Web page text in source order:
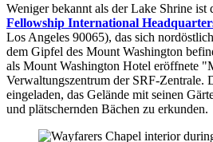
Weniger bekannt als der Lake Shrine ist
Fellowship International
Los Angeles 90065), das sich
dem Gipfel des Mount Washington
als Mount Washington Hotel eröffnete
Verwaltungszentrum der SRF-Zentrale.
eingeladen, das Gelände mit seinen
und plätschernden Bächen zu erkunden.